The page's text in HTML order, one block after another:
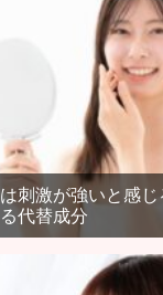
刺激が強いと感
代替成分